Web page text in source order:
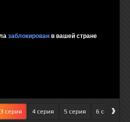
3 серия 4 серия 5 серия 6 серия
›